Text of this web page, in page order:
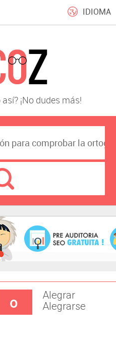
IDIOMA
¡No dudes más!
Alegrar
o Alegrarse